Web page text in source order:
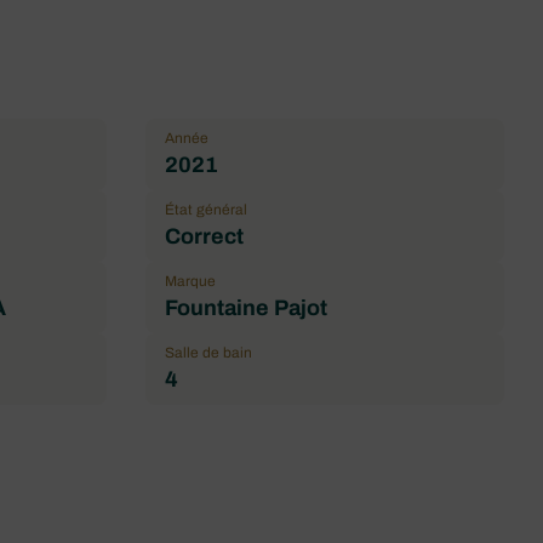
Année
2021
État général
Correct
Marque
Fountaine Pajot
Salle de bain
4